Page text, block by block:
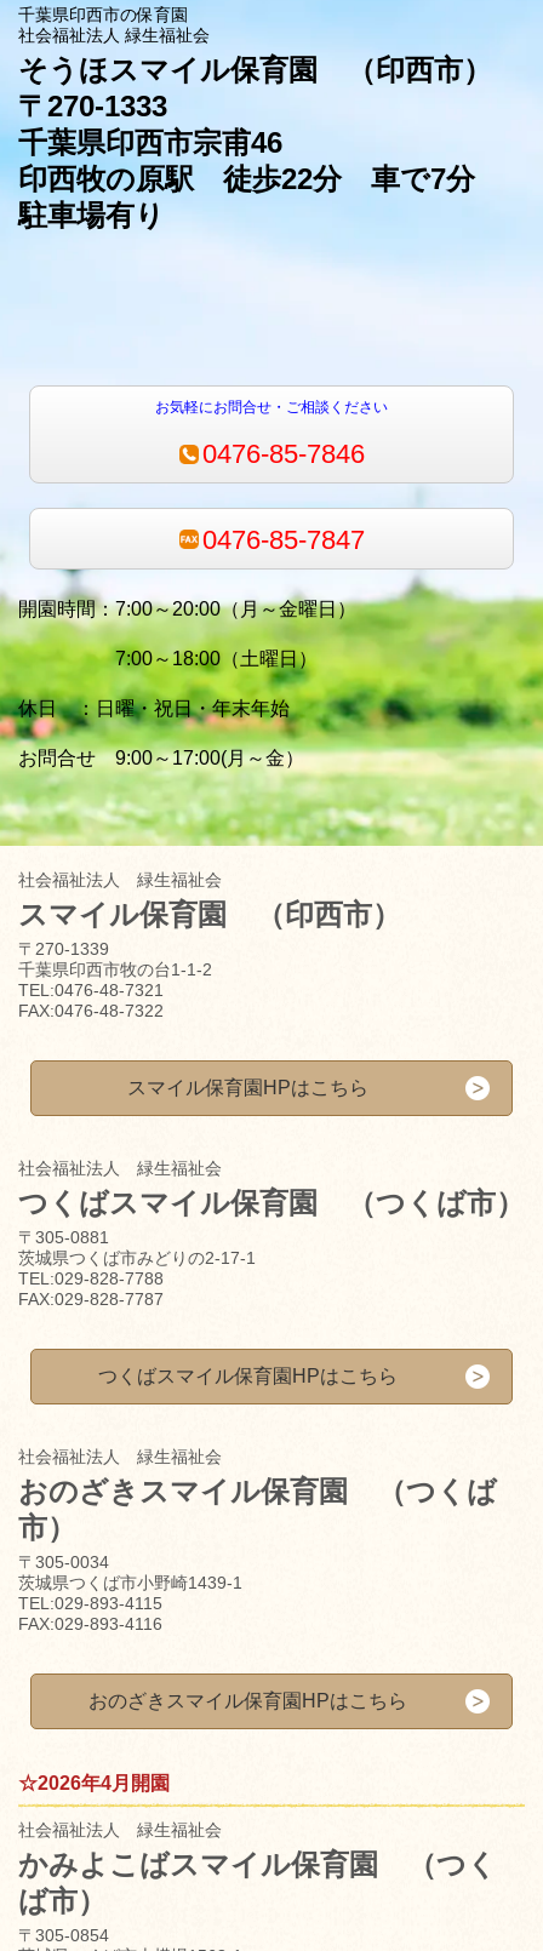
千葉県印西市の保育園
社会福祉法人 緑生福祉会
そうほスマイル保育園
（印西市）
〒270-1333
千葉県印西市宗甫46
印西牧の原駅 徒歩22分 車で7分
駐車場有り
お気軽にお問合せ・ご相談ください
0476-85-7846
0476-85-7847
開園時間：7:00～20:00（月～金曜日）
7:00～18:00（土曜日）
休日 ：日曜・祝日・年末年始
お問合せ 9:00～17:00(月～金）
社会福祉法人 緑生福祉会
スマイル保育園 （印西市）
〒270-1339
千葉県印西市牧の台1-1-2
TEL:0476-48-7321
FAX:0476-48-7322
スマイル保育園HPはこちら
社会福祉法人 緑生福祉会
つくばスマイル保育園 （つくば市）
〒305-0881
茨城県つくば市みどりの2-17-1
TEL:029-828-7788
FAX:029-828-7787
つくばスマイル保育園HPはこちら
社会福祉法人 緑生福祉会
おのざきスマイル保育園
（つくば
市）
〒305-0034
茨城県つくば市小野崎1439-1
TEL:029-893-4115
FAX:029-893-4116
おのざきスマイル保育園HPはこちら
☆2026年4月開園
社会福祉法人 緑生福祉会
かみよこばスマイル保育園
（つく
ば市）
〒305-0854